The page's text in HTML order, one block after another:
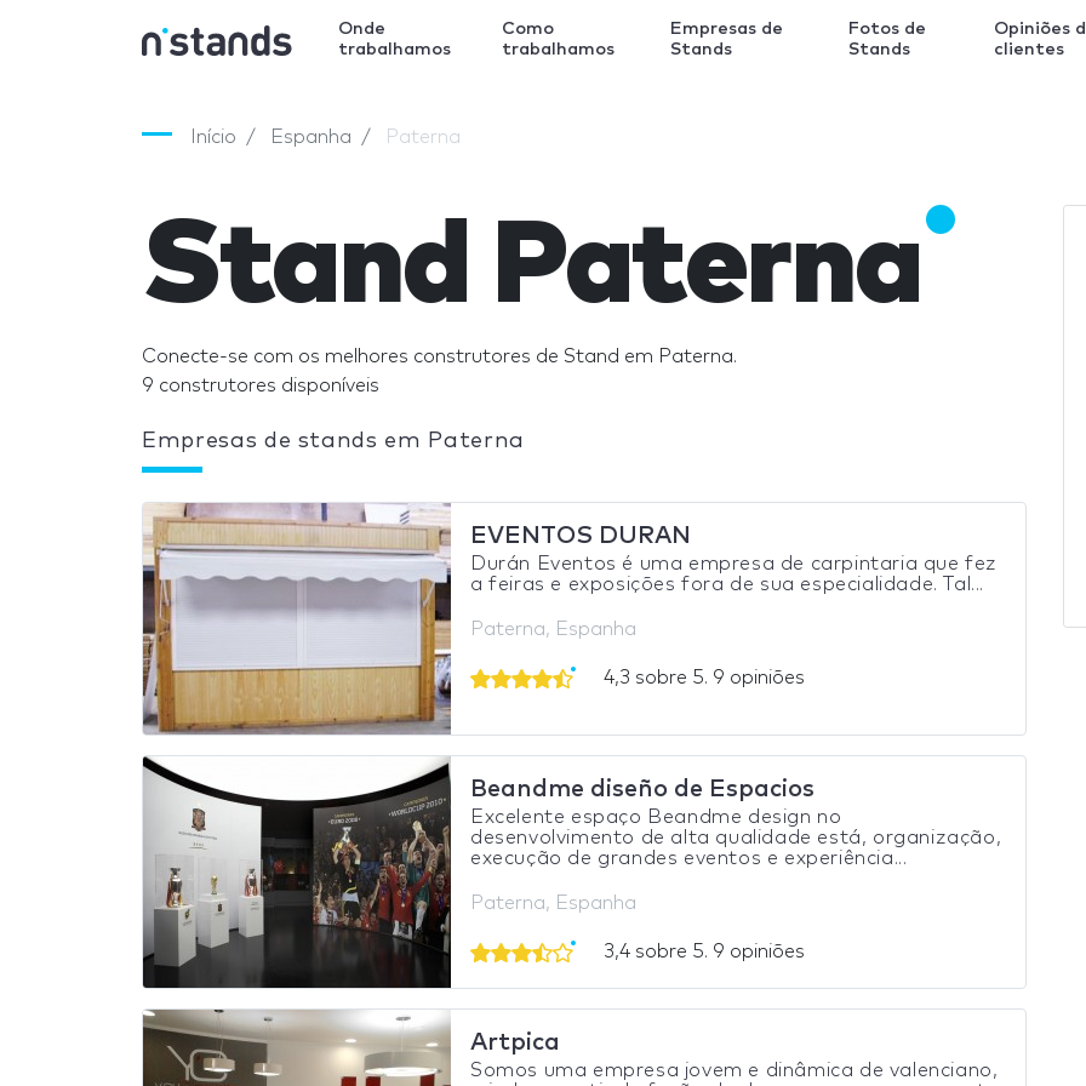
Onde
trabalhamos
Como
trabalhamos
Empresas de
Stands
Fotos de
Stands
Opiniões
clientes
Início Espanha Paterna
Stand Paterna
Conecte-se com os melhores construtores de Stand em Paterna.
9 construtores disponíveis
Empresas de stands em Paterna
EVENTOS DURAN
Durán Eventos é uma empresa de carpintaria que fez
a feiras e exposições fora de sua especialidade. Tal...
Paterna, Espanha
4,3 sobre 5. 9 opiniões
Beandme diseño de Espacios
Excelente espaço Beandme design no
desenvolvimento de alta qualidade está, organização,
execução de grandes eventos e experiência...
Paterna, Espanha
3,4 sobre 5. 9 opiniões
Artpica
Somos uma empresa jovem e dinâmica de valenciano,